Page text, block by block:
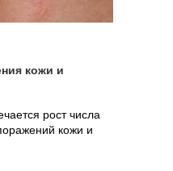
кожи и
рост числа
кожи и